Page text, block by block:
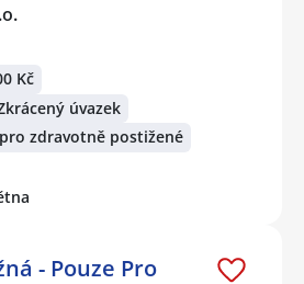
Kč
úvazek
zdravotně postižené
- Pouze Pro